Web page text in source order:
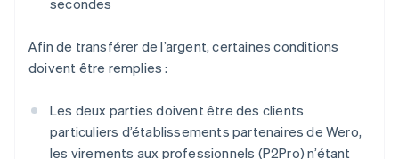
secondes
Afin de transférer de l’argent, certaines conditions
doivent être remplies :
Les deux parties doivent être des clients
particuliers d’établissements partenaires de Wero,
les virements aux professionnels (P2Pro) n’étant